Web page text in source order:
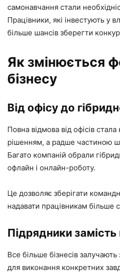
самонавчання стали
Працівники, які інвестують у
більше шансів зберегти
Як змінюється
бізнесу
Від офісу до
Повна відмова від офісів
рішенням, а радше частиною
Багато компаній обрали
офлайн і онлайн-роботу.
Це дозволяє зберігати
надавати працівникам більше
Підрядники
Все більше бізнесів залучають
для виконання конкретних